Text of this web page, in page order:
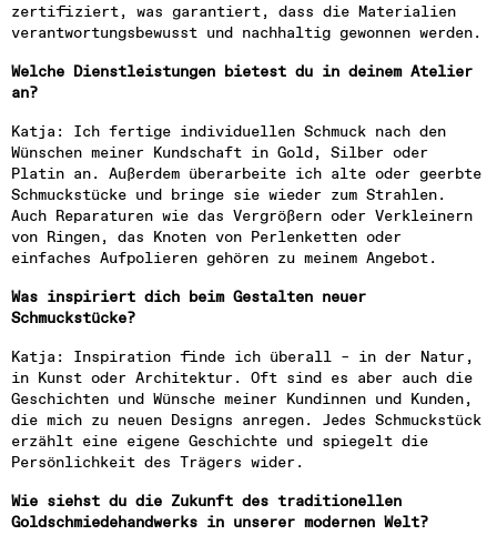
zertifiziert, was garantiert, dass die Materialien
verantwortungsbewusst und nachhaltig gewonnen werden.
Welche Dienstleistungen bietest du in deinem Atelier
an?
Katja: Ich fertige individuellen Schmuck nach den
Wünschen meiner Kundschaft in Gold, Silber oder
Platin an. Außerdem überarbeite ich alte oder geerbte
Schmuckstücke und bringe sie wieder zum Strahlen.
Auch Reparaturen wie das Vergrößern oder Verkleinern
von Ringen, das Knoten von Perlenketten oder
einfaches Aufpolieren gehören zu meinem Angebot.
Was inspiriert dich beim Gestalten neuer
Schmuckstücke?
Katja: Inspiration finde ich überall – in der Natur,
in Kunst oder Architektur. Oft sind es aber auch die
Geschichten und Wünsche meiner Kundinnen und Kunden,
die mich zu neuen Designs anregen. Jedes Schmuckstück
erzählt eine eigene Geschichte und spiegelt die
Persönlichkeit des Trägers wider.
Wie siehst du die Zukunft des traditionellen
Goldschmiedehandwerks in unserer modernen Welt?